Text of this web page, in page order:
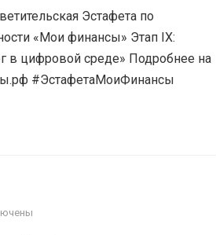
Эстафета по
«Мои финансы» Этап IX:
в цифровой среде» Подробнее на
#ЭстафетаМоиФинансы